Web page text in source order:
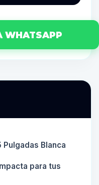
WHATSAPP
Blanca
para tus